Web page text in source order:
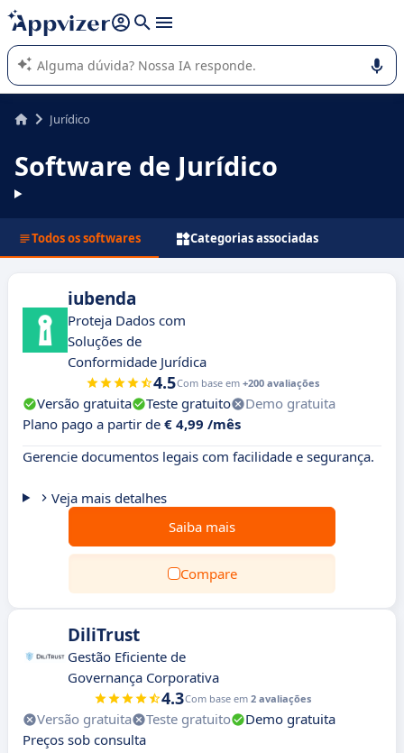
de nossa IA (várias linhas com
A IA do Appvizer o orienta no uso ou na seleção de software
SaaS para sua empresa.
Jurídico
Software de Jurídico
Todos os softwares Categorias associadas
iubenda
Proteja Dados com
Soluções de
Conformidade Jurídica
4.5Com base em +200 avaliações
Versão gratuita Teste gratuito
Demo gratuita
Plano pago a partir de € 4,99 /mês
Gerencie documentos legais com facilidade e segurança.
Veja mais detalhes
Saiba mais
Compare
DiliTrust
Gestão Eficiente de
Governança Corporativa
4.3Com base em 2 avaliações
Versão gratuita Teste gratuito
Demo gratuita
Preços sob consulta